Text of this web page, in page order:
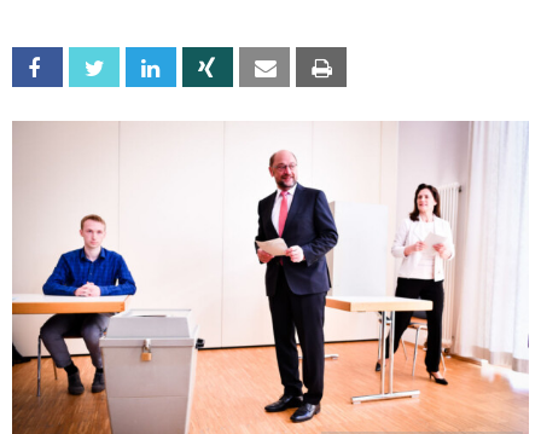
Facebook Twitter Linkedin Xing Email